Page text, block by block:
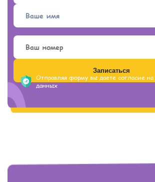
особенностями социального
ставить диагноз самостоятельно, а
комплексную диагностику.
Отправляя форму вы даете согласие на
данных